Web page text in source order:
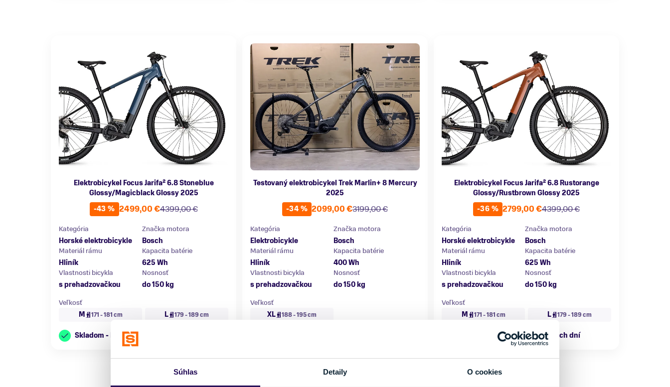
Súhlas Detaily O cookies
Elektrobicykel Focus Jarifa² 6.8 Stoneblue
Glossy/Magicblack Glossy 2025
-43 %
4399,00 €
2499,00 €
Kategória
Horské elektrobicykle
Značka motora
Bosch
Materiál rámu
Hliník
Kapacita batérie
625 Wh
Vlastnosti bicykla
s prehadzovačkou
Nosnosť
do 150 kg
Veľkosť
M
171 - 181 cm L 179 - 189 cm
Skladom - Ihneď k odberu
Testovaný elektrobicykel Trek Marlin+ 8 Mercury
2025
-34 %
3199,00 €
2099,00 €
Kategória
Elektrobicykle
Značka motora
Bosch
Materiál rámu
Hliník
Kapacita batérie
400 Wh
Vlastnosti bicykla
s prehadzovačkou
Nosnosť
do 150 kg
Veľkosť
XL
188 - 195 cm
Elektrobicykel Focus Jarifa² 6.8 Rustorange
Glossy/Rustbrown Glossy 2025
-36 %
4399,00 €
2799,00 €
Kategória
Horské elektrobicykle
Značka motora
Bosch
Materiál rámu
Hliník
Kapacita batérie
625 Wh
Vlastnosti bicykla
s prehadzovačkou
Nosnosť
do 150 kg
Veľkosť
M
171 - 181 cm L 179 - 189 cm
Externý sklad: 2 až 5 pracovných dní